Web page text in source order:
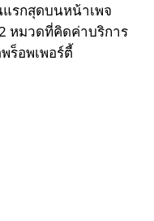
รกสุดบนหน้าเพจ
หมวดที่คิดค่าบริการ
ร็อพเพอร์ตี้